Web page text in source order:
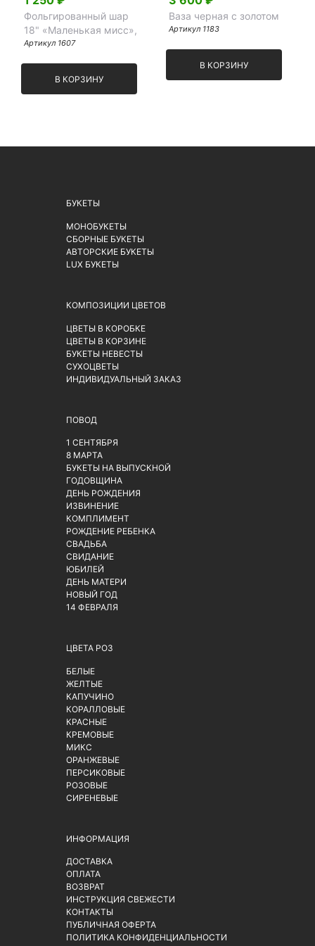
Фольгированный шар
18" «Маленькая мисс»,
Артикул 1607
В КОРЗИНУ
Ваза черная с золотом
Артикул 1183
В КОРЗИНУ
БУКЕТЫ
МОНОБУКЕТЫ
СБОРНЫЕ БУКЕТЫ
АВТОРСКИЕ БУКЕТЫ
LUX БУКЕТЫ
КОМПОЗИЦИИ ЦВЕТОВ
ЦВЕТЫ В КОРОБКЕ
ЦВЕТЫ В КОРЗИНЕ
БУКЕТЫ НЕВЕСТЫ
СУХОЦВЕТЫ
ИНДИВИДУАЛЬНЫЙ ЗАКАЗ
ПОВОД
1 СЕНТЯБРЯ
8 МАРТА
БУКЕТЫ НА ВЫПУСКНОЙ
ГОДОВЩИНА
ДЕНЬ РОЖДЕНИЯ
ИЗВИНЕНИЕ
КОМПЛИМЕНТ
РОЖДЕНИЕ РЕБЕНКА
СВАДЬБА
СВИДАНИЕ
ЮБИЛЕЙ
ДЕНЬ МАТЕРИ
НОВЫЙ ГОД
14 ФЕВРАЛЯ
ЦВЕТА РОЗ
БЕЛЫЕ
ЖЕЛТЫЕ
КАПУЧИНО
КОРАЛЛОВЫЕ
КРАСНЫЕ
КРЕМОВЫЕ
МИКС
ОРАНЖЕВЫЕ
ПЕРСИКОВЫЕ
РОЗОВЫЕ
СИРЕНЕВЫЕ
ИНФОРМАЦИЯ
ДОСТАВКА
ОПЛАТА
ВОЗВРАТ
ИНСТРУКЦИЯ СВЕЖЕСТИ
КОНТАКТЫ
ПУБЛИЧНАЯ ОФЕРТА
ПОЛИТИКА КОНФИДЕНЦИАЛЬНОСТИ